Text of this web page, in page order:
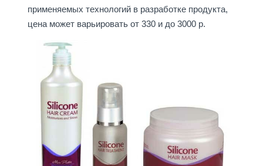
применяемых технологий в разработке продукта,
цена может варьировать от 330 и до 3000 р.